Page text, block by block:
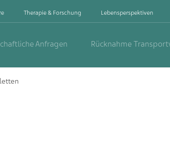
Therapie & Forschung Lebensperspektiven
Anfragen Rücknahme